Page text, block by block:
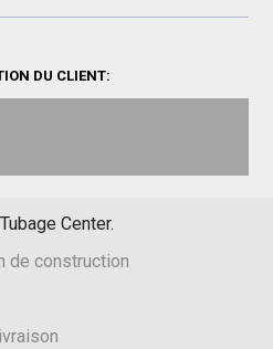
DU CLIENT:
Tubage Center.
de construction